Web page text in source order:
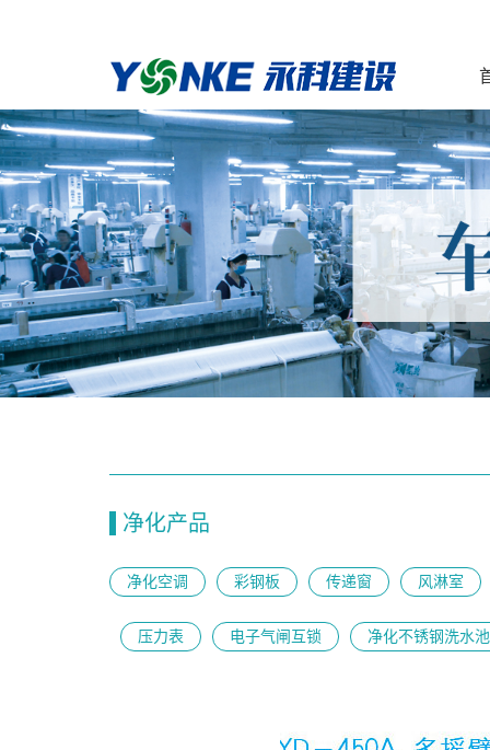
净化产品
净化空调 彩钢板 传递窗 风淋室
压力表 电子气闸互锁 净化不锈钢洗水池